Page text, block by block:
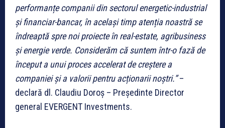
performanțe companii din sectorul energetic-industrial
și financiar-bancar, în același timp atenția noastră se
îndreaptă spre noi proiecte în real-estate, agribusiness
și energie verde. Considerăm că suntem într-o fază de
început a unui proces accelerat de creștere a
companiei și a valorii pentru acționarii noștri.”–
declară dl. Claudiu Doroș – Președinte Director
general EVERGENT Investments.